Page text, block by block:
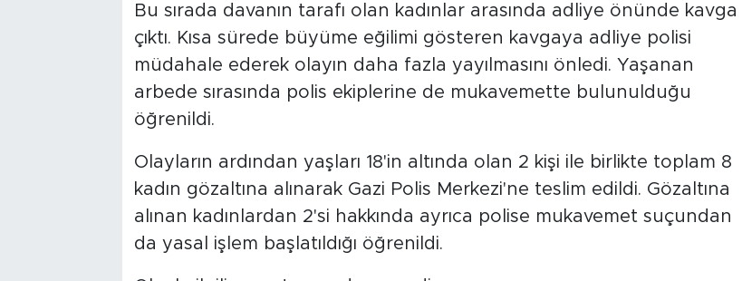
Bu sırada davanın tarafı olan kadınlar arasında adliye önünde kavga
çıktı. Kısa sürede büyüme eğilimi gösteren kavgaya adliye polisi
müdahale ederek olayın daha fazla yayılmasını önledi. Yaşanan
arbede sırasında polis ekiplerine de mukavemette bulunulduğu
öğrenildi.
Olayların ardından yaşları 18'in altında olan 2 kişi ile birlikte toplam 8
kadın gözaltına alınarak Gazi Polis Merkezi'ne teslim edildi. Gözaltına
alınan kadınlardan 2'si hakkında ayrıca polise mukavemet suçundan
da yasal işlem başlatıldığı öğrenildi.